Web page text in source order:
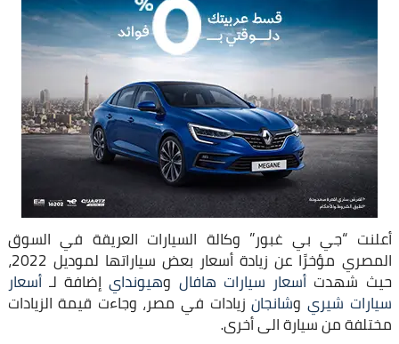
أعلنت “جي بي غبور” وكالة السيارات العريقة في السوق
المصري مؤخرًا عن زيادة أسعار بعض سياراتها لموديل 2022،
حيث شهدت أسعار سيارات هافال وهيوندايإضافة لـأسعار
سيارات شيري وشانجانزيادات في مصر، وجاءت قيمة الزيادات
مختلفة من سيارة الى أخرى.